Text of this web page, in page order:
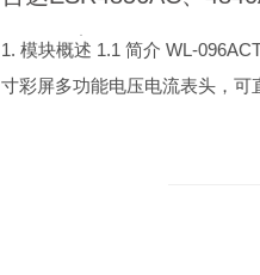
1. 模块概述 1.1 简介 WL-
寸彩屏多功能电压电流表头，可